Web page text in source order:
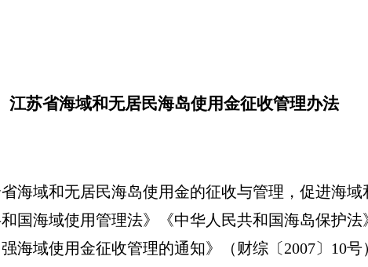
江苏省海域和无居民海岛使用金征收管理办法
海域和无居民海岛使用金的征收与管理，促进海域
国海域使用管理法》《中华人民共和国海岛保护法
海域使用金征收管理的通知》（财综〔2007〕10